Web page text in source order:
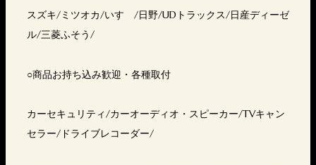
スズキ/ミツオカ/いすゞ/日野/UDトラックス/日産ディーゼ
ル/三菱ふそう/
○商品お持ち込み歓迎・各種取付
カーセキュリティ/カーオーディオ・スピーカー/TVキャン
セラー/ドライブレコーダー/